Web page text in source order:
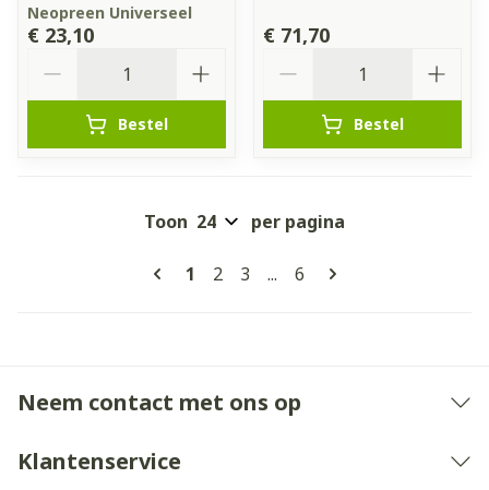
Neopreen Universeel
€ 23,10
Bestel
€ 71,70
Bestel
Pagina's
U lees momenteel pagina
1 Pagina
2 Pagina
3 ... Pagina
6
Toon per pagina
Neem contact met ons op
Klantenservice